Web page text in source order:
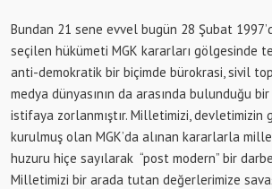
Bundan 21 sene evvel bugün 28 Şubat
seçilen hükümeti MGK kararları gölgesinde
anti-demokratik bir biçimde bürokrasi, sivil
medya dünyasının da arasında bulunduğu
istifaya zorlanmıştır. Milletimizi, devletimizin
kurulmuş olan MGK’da alınan kararlarla
huzuru hiçe sayılarak “post modern” bir darbe
Milletimizi bir arada tutan değerlerimize